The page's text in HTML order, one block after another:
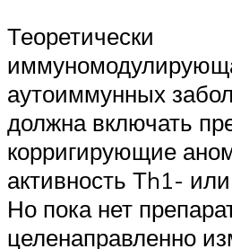
Теоретически
аутоиммунных
должна включать
корригирующие
активность Тh1-
Но пока нет
целенаправленно